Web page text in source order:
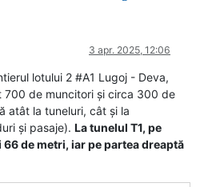
3 apr. 2025, 12:06
lotului 2 #A1 Lugoj - Deva,
700 de muncitori și circa 300 de
atât la tuneluri, cât și la
și pasaje). La tunelul T1, pe
de metri, iar pe partea dreaptă